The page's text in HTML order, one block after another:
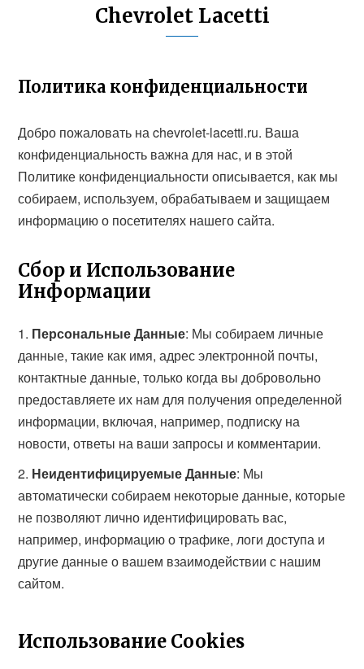
Chevrolet Lacetti
Политика конфиденциальности
Добро пожаловать на chevrolet-lacetti.ru. Ваша
конфиденциальность важна для нас, и в этой
Политике конфиденциальности описывается, как мы
собираем, используем, обрабатываем и защищаем
информацию о посетителях нашего сайта.
Сбор и Использование
Информации
Персональные Данные: Мы собираем личные
данные, такие как имя, адрес электронной почты,
контактные данные, только когда вы добровольно
предоставляете их нам для получения определенной
информации, включая, например, подписку на
новости, ответы на ваши запросы и комментарии.
Неидентифицируемые Данные: Мы
автоматически собираем некоторые данные, которые
не позволяют лично идентифицировать вас,
например, информацию о трафике, логи доступа и
другие данные о вашем взаимодействии с нашим
сайтом.
Использование Cookies